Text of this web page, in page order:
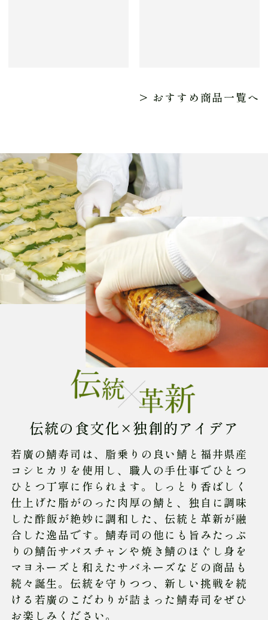
伝統の食文化×独創的アイデア
若廣の鯖寿司は、脂乗りの良い鯖と福井県産
コシヒカリを使用し、職人の手仕事でひとつ
ひとつ丁寧に作られます。しっとり香ばしく
仕上げた脂がのった肉厚の鯖と、独自に調味
した酢飯が絶妙に調和した、伝統と革新が融
合した逸品です。鯖寿司の他にも旨みたっぷ
りの鯖缶サバスチャンや焼き鯖のほぐし身を
マヨネーズと和えたサバネーズなどの商品も
続々誕生。伝統を守りつつ、新しい挑戦を続
ける若廣のこだわりが詰まった鯖寿司をぜひ
お楽しみください。